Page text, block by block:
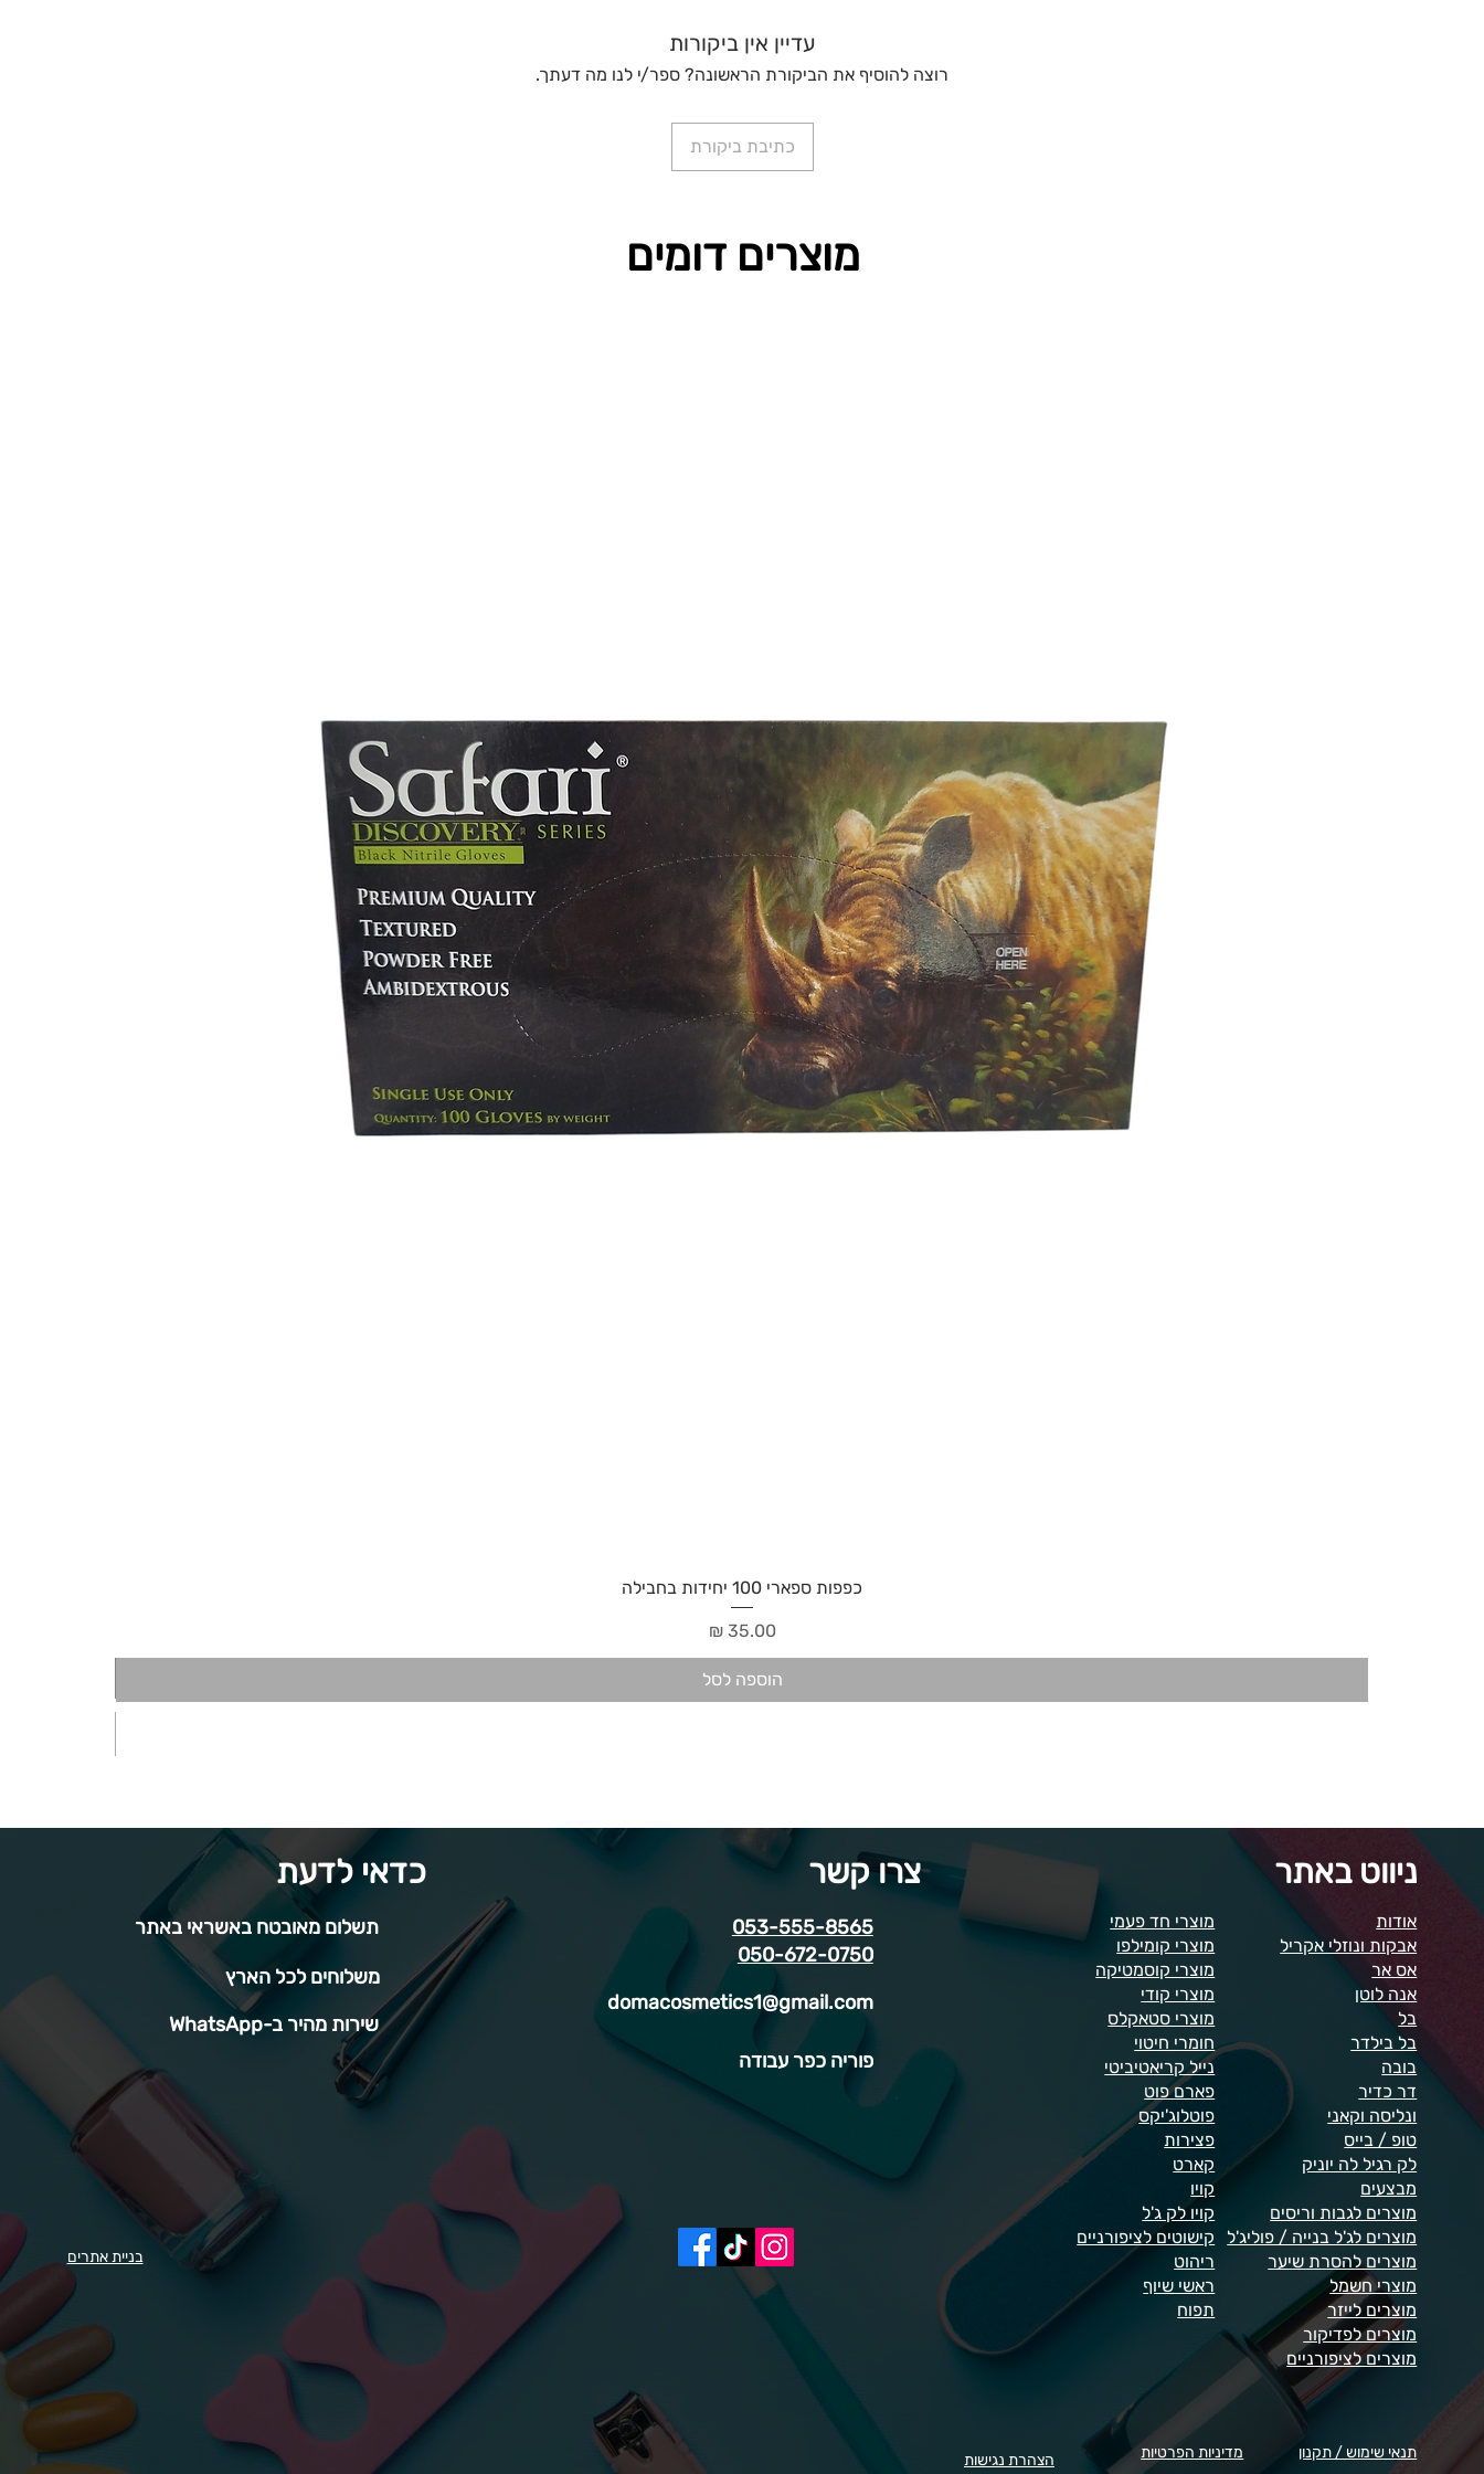
עדיין אין ביקורות
רוצה להוסיף את הביקורת הראשונה? ספר/י לנו מה דעתך.
כתיבת ביקורת
מוצרים דומים
כפפות ספארי 100 יחידות בחבילה
מחיר‏35.00 ‏₪
הוספה לסל
כדאי לדעת
תשלום מאובטח באשראי באתר
משלוחים לכל הארץ
שירות מהיר ב-WhatsApp
בניית אתרים
צרו קשר
053-555-8565
050-672-0750
domacosmetics1@gmail.com
פוריה כפר עבודה
ניווט באתר
מוצרי חד פעמי
מוצרי קומילפו
מוצרי קוסמטיקה
מוצרי קודי
מוצרי סטאקלס
חומרי חיטוי
נייל קריאטיביטי
פארם פוט
פוטלוג'יקס
פצירות
קארט
קויו
קויו לק ג'ל
קישוטים לציפורניים
ריהוט
ראשי שיוף
תפוח
אודות
אבקות ונוזלי אקריל
אס אר
אנה לוטן
בל
בל בילדר
בובה
דר כדיר
ונליסה וקאני
טופ / בייס
לק רגיל לה יוניק
מבצעים
מוצרים לגבות וריסים
מוצרים לג'ל בנייה / פוליג'ל
מוצרים להסרת שיער
מוצרי חשמל
מוצרים לייזר
מוצרים לפדיקור
מוצרים לציפורניים
מדיניות הפרטיות
תנאי שימוש / תקנון
הצהרת נגישות